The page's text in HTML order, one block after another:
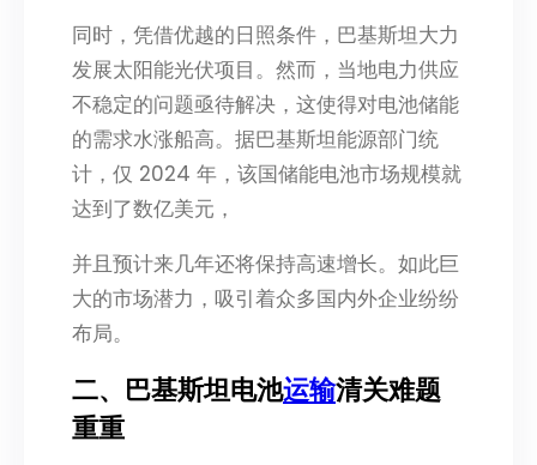
同时，凭借优越的日照条件，巴基斯坦大力
发展太阳能光伏项目。然而，当地电力供应
不稳定的问题亟待解决，这使得对电池储能
的需求水涨船高。据巴基斯坦能源部门统
计，仅 2024 年，该国储能电池市场规模就
达到了数亿美元，​
并且预计来几年还将保持高速增长。如此巨
大的市场潜力，吸引着众多国内外企业纷纷
布局。​
二、巴基斯坦电池运输清关难题
重重​